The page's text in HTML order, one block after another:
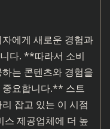
에게 새로운 경험과
다. **따라서 소비
는 콘텐츠와 경험을
중요합니다.** 스트
잡고 있는 이 시점
스 제공업체에 더 높